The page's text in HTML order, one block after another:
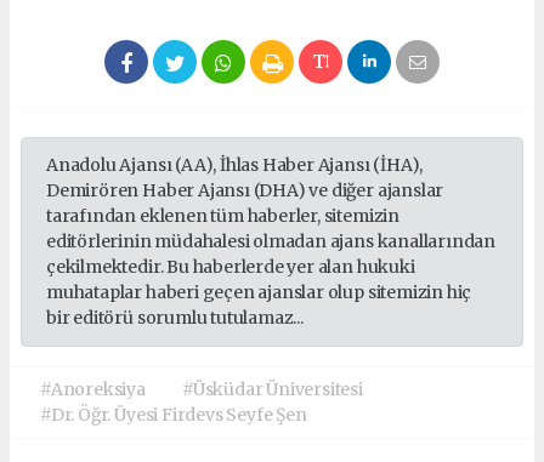
Anadolu Ajansı (AA), İhlas Haber Ajansı (İHA),
Demirören Haber Ajansı (DHA) ve diğer ajanslar
tarafından eklenen tüm haberler, sitemizin
editörlerinin müdahalesi olmadan ajans kanallarından
çekilmektedir. Bu haberlerde yer alan hukuki
muhataplar haberi geçen ajanslar olup sitemizin hiç
bir editörü sorumlu tutulamaz...
#Anoreksiya
#Üsküdar Üniversitesi
#Dr. Öğr. Üyesi Firdevs Seyfe Şen